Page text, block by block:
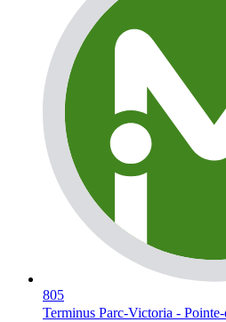
805
Terminus Parc-Victoria -